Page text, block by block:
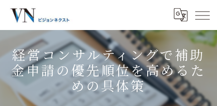
経営コンサルティングで補助
金申請の優先順位を高めるた
めの具体策